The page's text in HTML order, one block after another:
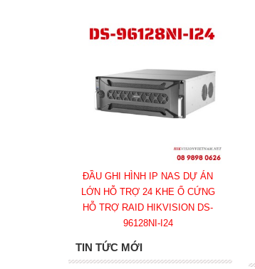
ĐẦU GHI HÌNH IP NAS DỰ ÁN
LỚN HỖ TRỢ 24 KHE Ổ CỨNG
HỖ TRỢ RAID HIKVISION DS-
96128NI-I24
TIN TỨC MỚI